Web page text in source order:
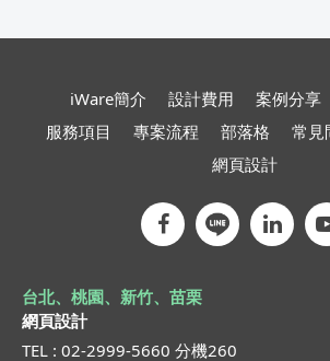
iWare簡介 設計費用 案例分享
服務項目
專案流程 部落格 常見
網頁設計
台北、桃園、新竹、苗栗
網頁設計
TEL : 02-2999-5660 分機260